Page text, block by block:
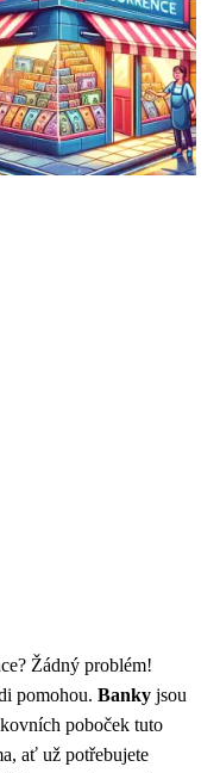
Žádný problém!
pomohou. Banky jsou
poboček tuto
ať už potřebujete